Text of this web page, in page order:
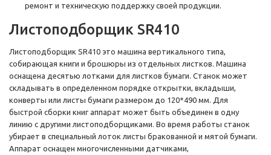
ремонт и техническую поддержку своей продукции.
Листоподборщик SR410
Листоподборщик SR410 это машина вертикального типа,
собирающая книги и брошюры из отдельных листков. Машина
оснащена десятью лотками для листков бумаги. Станок может
складывать в определенном порядке открытки, вкладыши,
конверты или листы бумаги размером до 120*490 мм. Для
быстрой сборки книг аппарат может быть объединен в одну
линию с другими листоподборщиками. Во время работы станок
убирает в специальный лоток листы бракованной и мятой бумаги.
Аппарат оснащен многочисленными датчиками,